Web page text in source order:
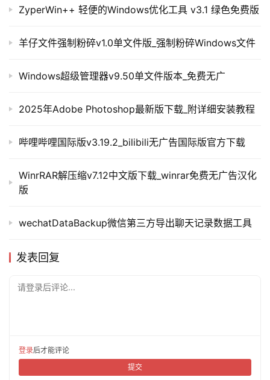
ZyperWin++ 轻便的Windows优化工具 v3.1 绿色免费版
羊仔文件强制粉碎v1.0单文件版_强制粉碎Windows文件
Windows超级管理器v9.50单文件版本_免费无广
2025年Adobe Photoshop最新版下载_附详细安装教程
哔哩哔哩国际版v3.19.2_bilibili无广告国际版官方下载
WinrRAR解压缩v7.12中文版下载_winrar免费无广告汉化
版
wechatDataBackup微信第三方导出聊天记录数据工具
发表回复
请登录后评论...
登录后才能评论
提交